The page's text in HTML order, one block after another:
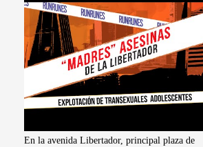
En la avenida Libertador, principal plaza de